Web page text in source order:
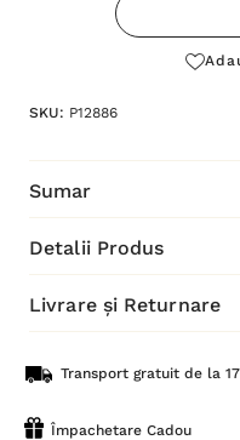
SKU: P12886
Sumar
Detalii Produs
Livrare și Returnare
Transport gratuit de la
Împachetare Cadou